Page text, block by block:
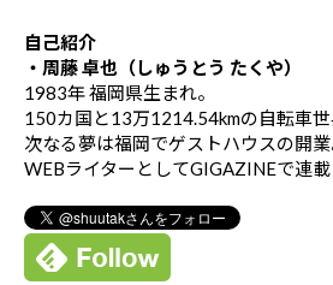
自己紹介
・周藤 卓也（しゅうとう たくや）
1983年 福岡県生まれ。
150カ国と13万1214.54kmの自転車世
次なる夢は福岡でゲストハウスの開業
WEBライターとしてGIGAZINEで連載